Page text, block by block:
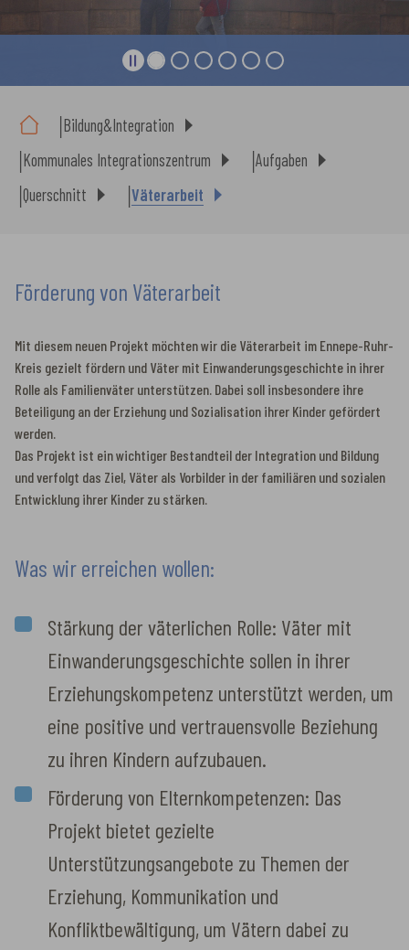
Bildung&Integration
Kommunales Integrationszentrum
Aufgaben
Querschnitt
Väterarbeit
Förderung von Väterarbeit
Mit diesem neuen Projekt möchten wir die Väterarbeit im Ennepe-Ruhr-
Kreis gezielt fördern und Väter mit Einwanderungsgeschichte in ihrer
Rolle als Familienväter unterstützen. Dabei soll insbesondere ihre
Beteiligung an der Erziehung und Sozialisation ihrer Kinder gefördert
werden.
Das Projekt ist ein wichtiger Bestandteil der Integration und Bildung
und verfolgt das Ziel, Väter als Vorbilder in der familiären und sozialen
Entwicklung ihrer Kinder zu stärken.
Was wir erreichen wollen:
Stärkung der väterlichen Rolle: Väter mit
Einwanderungsgeschichte sollen in ihrer
Erziehungskompetenz unterstützt werden, um
eine positive und vertrauensvolle Beziehung
zu ihren Kindern aufzubauen.
Förderung von Elternkompetenzen: Das
Projekt bietet gezielte
Unterstützungsangebote zu Themen der
Erziehung, Kommunikation und
Konfliktbewältigung, um Vätern dabei zu